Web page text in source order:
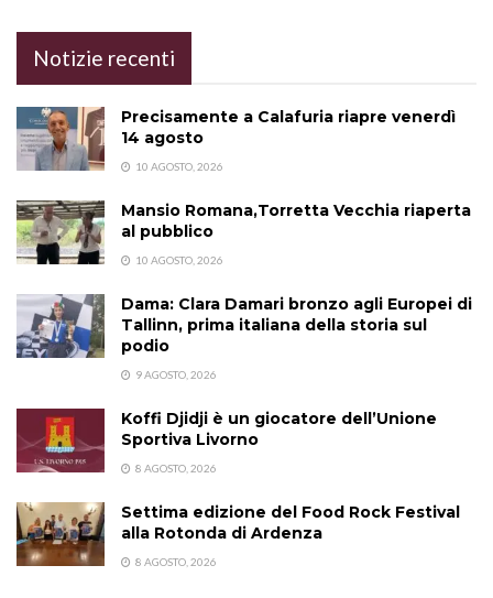
Notizie recenti
Precisamente a Calafuria riapre venerdì
14 agosto
10 AGOSTO, 2026
Mansio Romana,Torretta Vecchia riaperta
al pubblico
10 AGOSTO, 2026
Dama: Clara Damari bronzo agli Europei di
Tallinn, prima italiana della storia sul
podio
9 AGOSTO, 2026
Koffi Djidji è un giocatore dell’Unione
Sportiva Livorno
8 AGOSTO, 2026
Settima edizione del Food Rock Festival
alla Rotonda di Ardenza
8 AGOSTO, 2026